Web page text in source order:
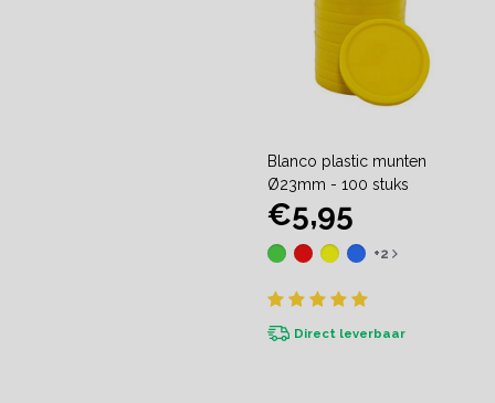
Blanco plastic munten
Ø23mm - 100 stuks
€5,95
+2
Direct leverbaar